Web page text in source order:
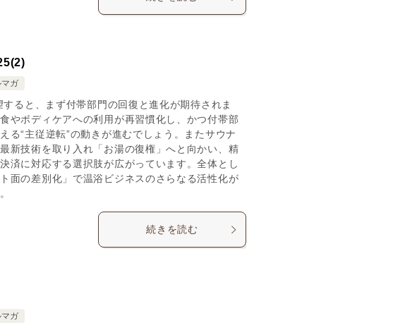
マガ
ると、まず付帯部門の回復と進化が期待されま
やボディケアへの利用が再習慣化し、かつ付帯部
る“主従逆転”の動きが進むでしょう。またサウナ
新技術を取り入れ「お湯の復権」へと向かい、精
済に対応する選択肢が広がっています。全体とし
面の差別化」で温浴ビジネスのさらなる活性化が
続きを読む
マガ